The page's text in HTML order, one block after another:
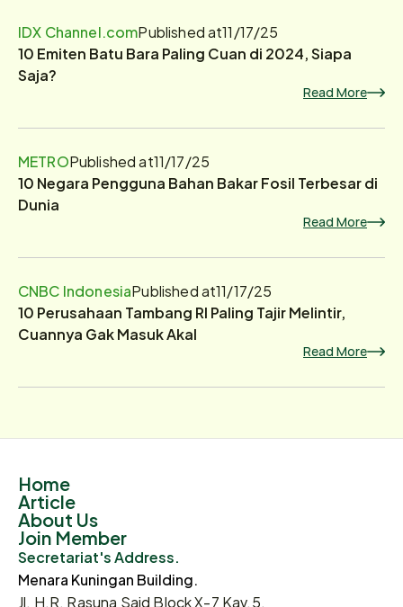
IDX Channel.comPublished at11/17/25
10 Emiten Batu Bara Paling Cuan di 2024, Siapa
Saja?
Read More
METROPublished at11/17/25
10 Negara Pengguna Bahan Bakar Fosil Terbesar di
Dunia
Read More
CNBC IndonesiaPublished at11/17/25
10 Perusahaan Tambang RI Paling Tajir Melintir,
Cuannya Gak Masuk Akal
Read More
Home
Article
About Us
Join Member
Secretariat's Address.
Menara Kuningan Building.
Jl. H.R. Rasuna Said Block X-7 Kav.5,